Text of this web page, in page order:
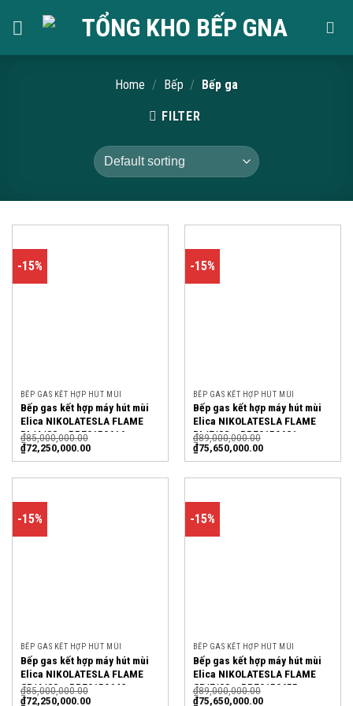
Home / Bếp / Bếp ga
FILTER
-15%
BẾP GAS KẾT HỢP HÚT MÙI
Bếp gas kết hợp máy hút mùi
Elica NIKOLATESLA FLAME
BL/A/88 – PRF0159616
₫85,000,000.00
₫72,250,000.00
-15%
BẾP GAS KẾT HỢP HÚT MÙI
Bếp gas kết hợp máy hút mùi
Elica NIKOLATESLA FLAME
BL/F/88 – PRF0159621
₫89,000,000.00
₫75,650,000.00
-15%
BẾP GAS KẾT HỢP HÚT MÙI
Bếp gas kết hợp máy hút mùi
Elica NIKOLATESLA FLAME
GR/A/88 – PRF0159642
₫85,000,000.00
₫72,250,000.00
-15%
BẾP GAS KẾT HỢP HÚT MÙI
Bếp gas kết hợp máy hút mùi
Elica NIKOLATESLA FLAME
GR/F/88 – PRF0159655
₫89,000,000.00
₫75,650,000.00